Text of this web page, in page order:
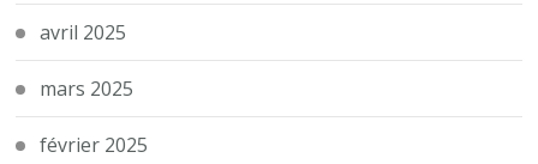
avril 2025
mars 2025
février 2025